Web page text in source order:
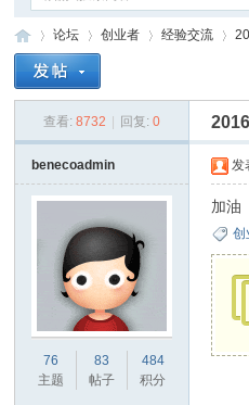
论坛
›
创业者
›
经验交流
›
查看: 8732 回复: 0
benecoadmin
76
主题
83
帖子
484
积分
发
加油
创